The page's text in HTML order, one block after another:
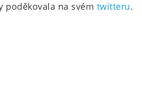
poděkovala na svém twitteru.